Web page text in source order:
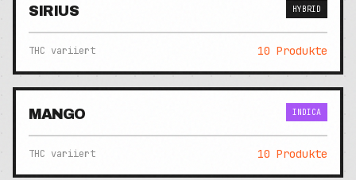
SIRIUS HYBRID
THC variiert 10 Produkte
MANGO INDICA
THC variiert 10 Produkte